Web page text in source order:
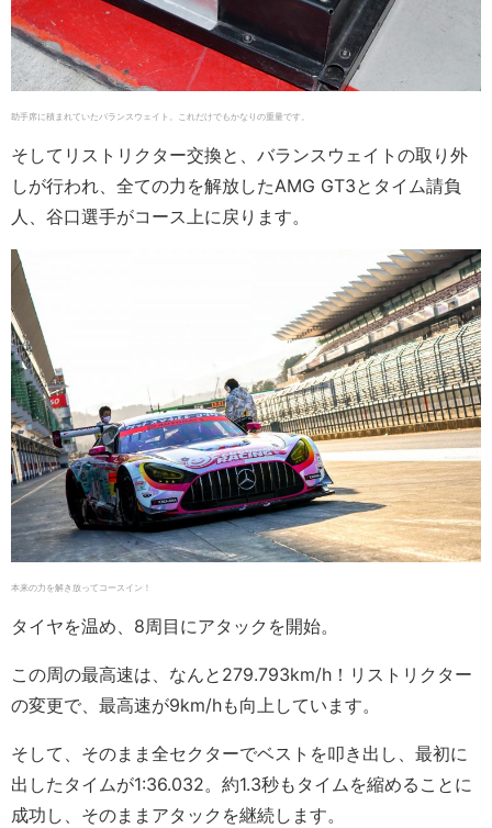
助手席に積まれていたバランスウェイト。これだけでもかなりの重量です。
そしてリストリクター交換と、バランスウェイトの取り外
しが行われ、全ての力を解放したAMG GT3とタイム請負
人、谷口選手がコース上に戻ります。
本来の力を解き放ってコースイン！
タイヤを温め、8周目にアタックを開始。
この周の最高速は、なんと279.793km/h！リストリクター
の変更で、最高速が9km/hも向上しています。
そして、そのまま全セクターでベストを叩き出し、最初に
出したタイムが1:36.032。約1.3秒もタイムを縮めることに
成功し、そのままアタックを継続します。